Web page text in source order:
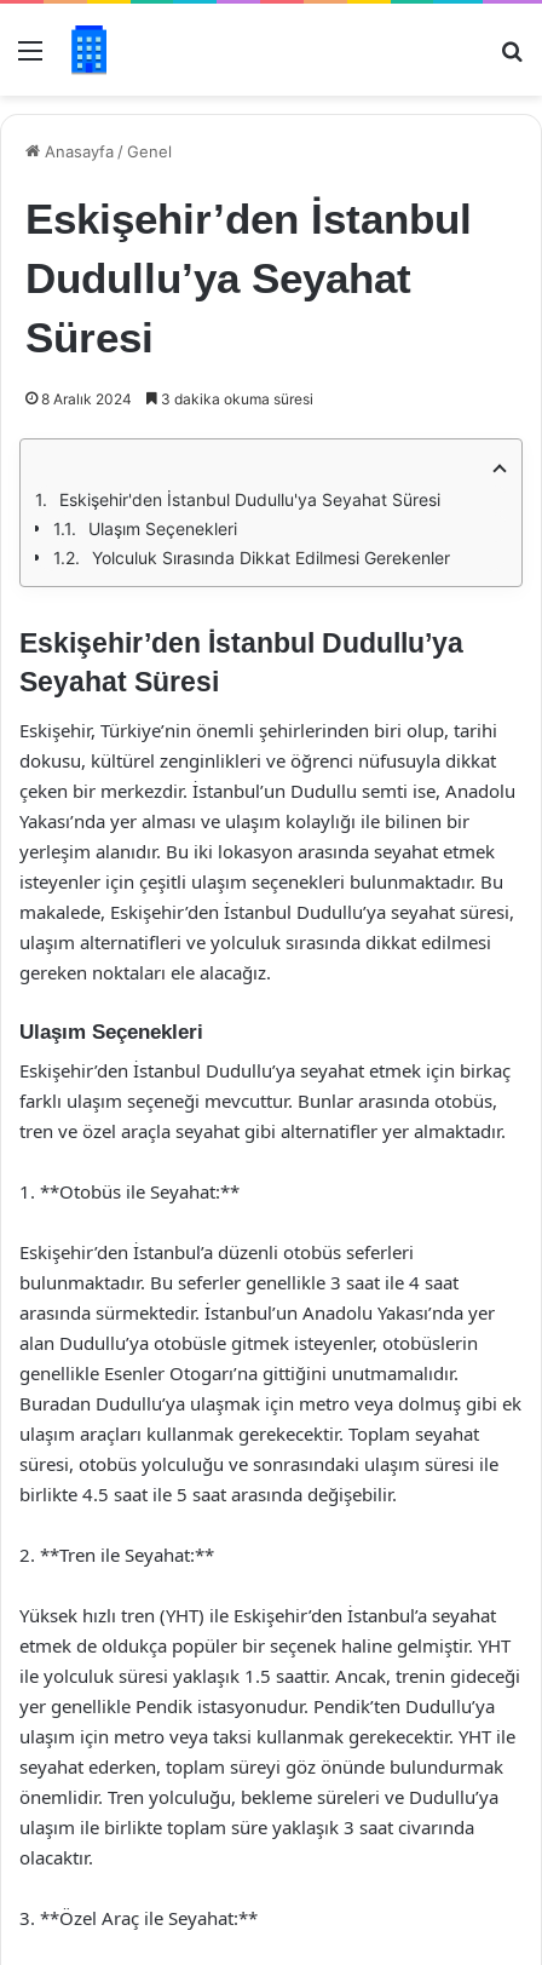
Menü
Anasayfa /Genel
Eskişehir’den İstanbul
Dudullu’ya Seyahat
Süresi
8 Aralık 2024 3 dakika okuma süresi
Eskişehir'den İstanbul Dudullu'ya Seyahat Süresi
Ulaşım Seçenekleri
Yolculuk Sırasında Dikkat Edilmesi Gerekenler
Eskişehir’den İstanbul Dudullu’ya
Seyahat Süresi
Eskişehir, Türkiye’nin önemli şehirlerinden biri olup, tarihi
dokusu, kültürel zenginlikleri ve öğrenci nüfusuyla dikkat
çeken bir merkezdir. İstanbul’un Dudullu semti ise, Anadolu
Yakası’nda yer alması ve ulaşım kolaylığı ile bilinen bir
yerleşim alanıdır. Bu iki lokasyon arasında seyahat etmek
isteyenler için çeşitli ulaşım seçenekleri bulunmaktadır. Bu
makalede, Eskişehir’den İstanbul Dudullu’ya seyahat süresi,
ulaşım alternatifleri ve yolculuk sırasında dikkat edilmesi
gereken noktaları ele alacağız.
Ulaşım Seçenekleri
Eskişehir’den İstanbul Dudullu’ya seyahat etmek için birkaç
farklı ulaşım seçeneği mevcuttur. Bunlar arasında otobüs,
tren ve özel araçla seyahat gibi alternatifler yer almaktadır.
1. **Otobüs ile Seyahat:**
Eskişehir’den İstanbul’a düzenli otobüs seferleri
bulunmaktadır. Bu seferler genellikle 3 saat ile 4 saat
arasında sürmektedir. İstanbul’un Anadolu Yakası’nda yer
alan Dudullu’ya otobüsle gitmek isteyenler, otobüslerin
genellikle Esenler Otogarı’na gittiğini unutmamalıdır.
Buradan Dudullu’ya ulaşmak için metro veya dolmuş gibi ek
ulaşım araçları kullanmak gerekecektir. Toplam seyahat
süresi, otobüs yolculuğu ve sonrasındaki ulaşım süresi ile
birlikte 4.5 saat ile 5 saat arasında değişebilir.
2. **Tren ile Seyahat:**
Yüksek hızlı tren (YHT) ile Eskişehir’den İstanbul’a seyahat
etmek de oldukça popüler bir seçenek haline gelmiştir. YHT
ile yolculuk süresi yaklaşık 1.5 saattir. Ancak, trenin gideceği
yer genellikle Pendik istasyonudur. Pendik’ten Dudullu’ya
ulaşım için metro veya taksi kullanmak gerekecektir. YHT ile
seyahat ederken, toplam süreyi göz önünde bulundurmak
önemlidir. Tren yolculuğu, bekleme süreleri ve Dudullu’ya
ulaşım ile birlikte toplam süre yaklaşık 3 saat civarında
olacaktır.
3. **Özel Araç ile Seyahat:**